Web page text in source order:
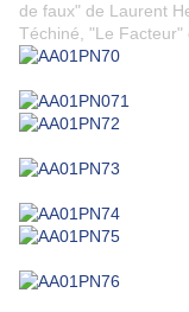
de faux" de Laurent
Téchiné, "Le Facteur"